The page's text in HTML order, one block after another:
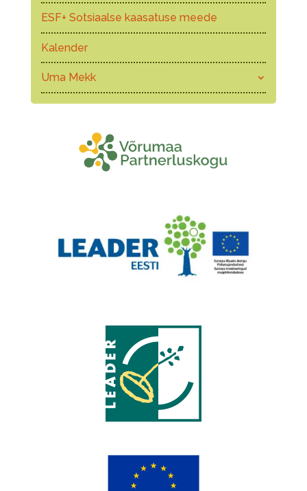
ESF+ Sotsiaalse kaasatuse meede
Kalender
Uma Mekk